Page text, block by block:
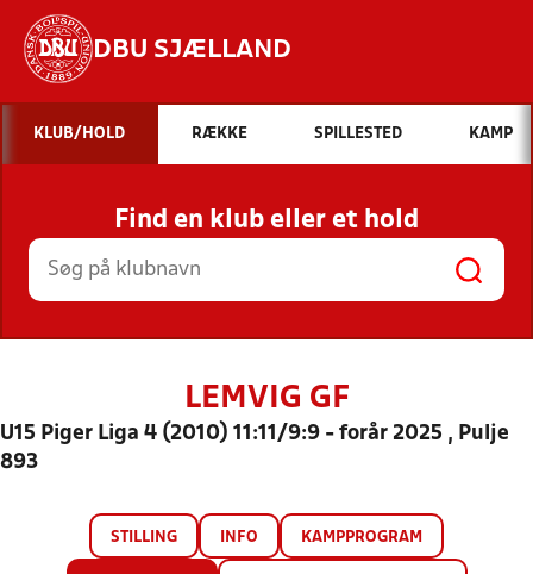
DBU SJÆLLAND
Hvad vil du søge efter?
INDHOLD OG NYHEDER
STILLINGER, RESULTATER, KLUBBER OG
HOLD
KLUB/HOLD RÆKKE SPILLESTED KAMP
Find en klub eller et hold
LEMVIG GF
U15 Piger Liga 4 (2010) 11:11/9:9 - forår 2025 , Pulje
893
STILLING INFO KAMPPROGRAM